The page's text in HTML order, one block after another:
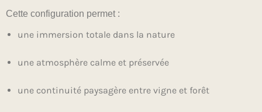
Cette configuration permet :
une immersion totale dans la nature
une atmosphère calme et préservée
une continuité paysagère entre vigne et forêt